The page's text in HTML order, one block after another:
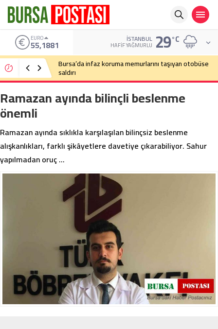
EURO
55,1881 İSTANBUL
HAFIF YAĞMURLU 29°C
Bursa’da infaz koruma memurlarını taşıyan otobüse
saldırı
Ramazan ayında bilinçli beslenme
önemli
Ramazan ayında sıklıkla karşılaşılan bilinçsiz beslenme
alışkanlıkları, farklı şikâyetlere davetiye çıkarabiliyor. Sahur
yapılmadan oruç …